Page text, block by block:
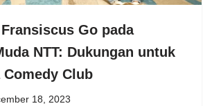
Go pada
NTT: Dukungan untuk
Club
18, 2023